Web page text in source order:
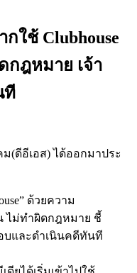
ใช้ Clubhouse
กฎหมาย เจ้า
ที
(ดีอีเอส) ได้ออกมาประ
ด้วยความ
ไม่ทำผิดกฎหมาย ชี้
บและดำเนินคดีทันที